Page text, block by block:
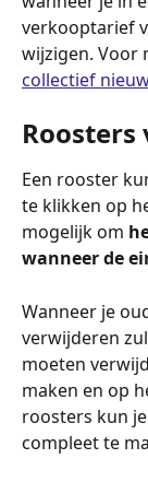
verkooptarief
wijzigen. Voor
collectief
Een rooster
te klikken op
mogelijk om
wanneer de
Wanneer je
verwijderen
moeten
maken en op
roosters kun
compleet te